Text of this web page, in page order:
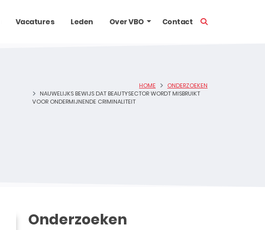
Vacatures Leden Over VBO Contact
HOME
ONDERZOEKEN
NAUWELIJKS BEWIJS DAT BEAUTYSECTOR WORDT MISBRUIKT
VOOR ONDERMIJNENDE CRIMINALITEIT
Onderzoeken